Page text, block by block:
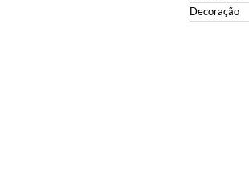
Decoração